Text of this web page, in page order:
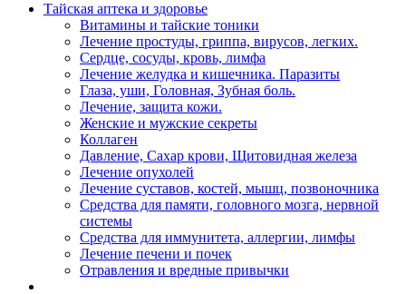
Тайская аптека и здоровье
Витамины и тайские тоники
Лечение простуды, гриппа, вирусов, легких.
Сердце, сосуды, кровь, лимфа
Лечение желудка и кишечника. Паразиты
Глаза, уши, Головная, Зубная боль.
Лечение, защита кожи.
Женские и мужские секреты
Коллаген
Давление, Сахар крови, Щитовидная железа
Лечение опухолей
Лечение суставов, костей, мышц, позвоночника
Средства для памяти, головного мозга, нервной
системы
Средства для иммунитета, аллергии, лимфы
Лечение печени и почек
Отравления и вредные привычки